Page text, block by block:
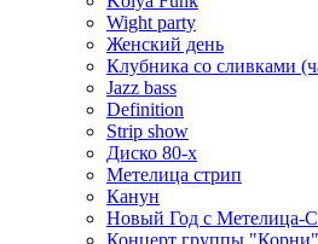
Wight party
Женский день
Клубника со сливками
Jazz bass
Definition
Strip show
Диско 80-х
Метелица стрип
Канун
Новый Год с Метелица-С
Концерт группы "Корни"